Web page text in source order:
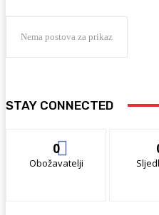
Nema postova za prikaz
STAY CONNECTED
0
Obožavatelji